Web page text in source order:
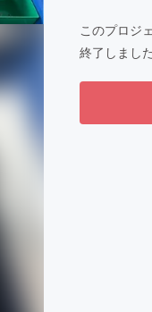
このプロジ
終了しました